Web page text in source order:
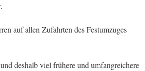
auf allen Zufahrten des Festumzuges
deshalb viel frühere und umfangreichere